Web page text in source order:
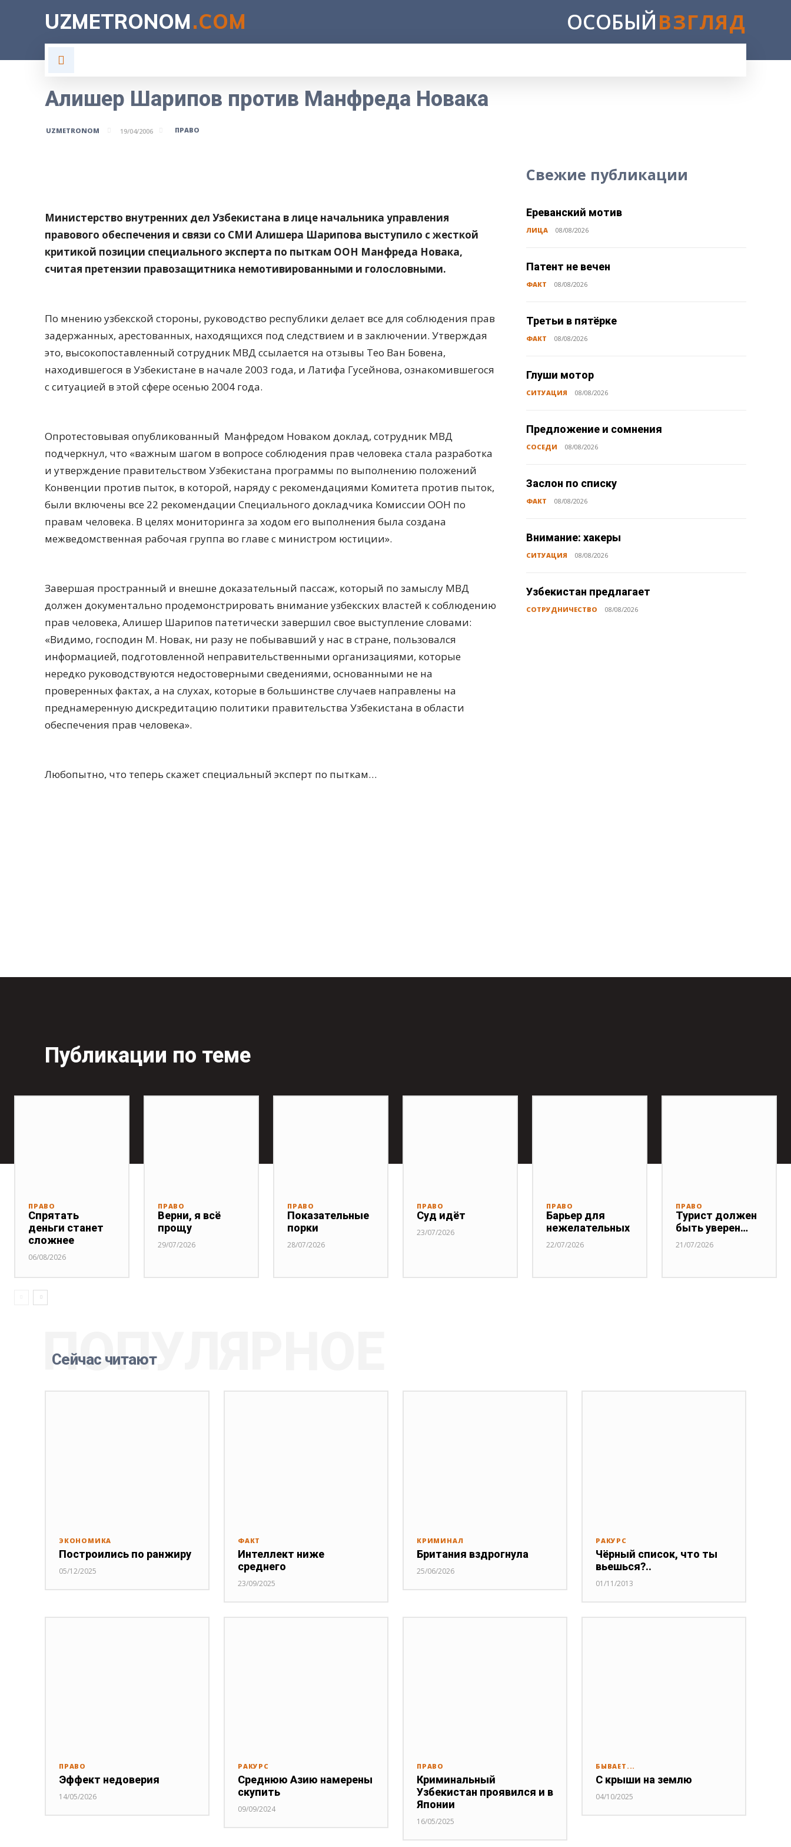
UZMETRONOM.COM ОСОБЫЙВЗГЛЯД
Алишер Шарипов против Манфреда Новака
UZMETRONOM 19/04/2006 ПРАВО
Министерство внутренних дел Узбекистана в лице начальника управления
правового обеспечения и связи со СМИ Алишера Шарипова выступило с жесткой
критикой позиции специального эксперта по пыткам ООН Манфреда Новака,
считая претензии правозащитника немотивированными и голословными.
По мнению узбекской стороны, руководство республики делает все для соблюдения прав
задержанных, арестованных, находящихся под следствием и в заключении. Утверждая
это, высокопоставленный сотрудник МВД ссылается на отзывы Тео Ван Бовена,
находившегося в Узбекистане в начале 2003 года, и Латифа Гусейнова, ознакомившегося
с ситуацией в этой сфере осенью 2004 года.
Опротестовывая опубликованный Манфредом Новаком доклад, сотрудник МВД
подчеркнул, что «важным шагом в вопросе соблюдения прав человека стала разработка
и утверждение правительством Узбекистана программы по выполнению положений
Конвенции против пыток, в которой, наряду с рекомендациями Комитета против пыток,
были включены все 22 рекомендации Специального докладчика Комиссии ООН по
правам человека. В целях мониторинга за ходом его выполнения была создана
межведомственная рабочая группа во главе с министром юстиции».
Завершая пространный и внешне доказательный пассаж, который по замыслу МВД
должен документально продемонстрировать внимание узбекских властей к соблюдению
прав человека, Алишер Шарипов патетически завершил свое выступление словами:
«Видимо, господин М. Новак, ни разу не побывавший у нас в стране, пользовался
информацией, подготовленной неправительственными организациями, которые
нередко руководствуются недостоверными сведениями, основанными не на
проверенных фактах, а на слухах, которые в большинстве случаев направлены на
преднамеренную дискредитацию политики правительства Узбекистана в области
обеспечения прав человека».
Любопытно, что теперь скажет специальный эксперт по пыткам…
Свежие публикации
Ереванский мотив
ЛИЦА 08/08/2026
Патент не вечен
ФАКТ 08/08/2026
Третьи в пятёрке
ФАКТ 08/08/2026
Глуши мотор
СИТУАЦИЯ 08/08/2026
Предложение и сомнения
СОСЕДИ 08/08/2026
Заслон по списку
ФАКТ 08/08/2026
Внимание: хакеры
СИТУАЦИЯ 08/08/2026
Узбекистан предлагает
СОТРУДНИЧЕСТВО 08/08/2026
Публикации по теме
ПРАВО
Спрятать
деньги станет
сложнее
06/08/2026
ПРАВО
Верни, я всё
прощу
29/07/2026
ПРАВО
Показательные
порки
28/07/2026
ПРАВО
Суд идёт
23/07/2026
ПРАВО
Барьер для
нежелательных
22/07/2026
ПРАВО
Турист должен
быть уверен…
21/07/2026
Сейчас читают
ПОПУЛЯРНОЕ
ЭКОНОМИКА
Построились по ранжиру
05/12/2025
ФАКТ
Интеллект ниже
среднего
23/09/2025
КРИМИНАЛ
Британия вздрогнула
25/06/2026
РАКУРС
Чёрный список, что ты
вьешься?..
01/11/2013
ПРАВО
Эффект недоверия
14/05/2026
РАКУРС
Среднюю Азию намерены
скупить
09/09/2024
ПРАВО
Криминальный
Узбекистан проявился и в
Японии
16/05/2025
БЫВАЕТ...
С крыши на землю
04/10/2025